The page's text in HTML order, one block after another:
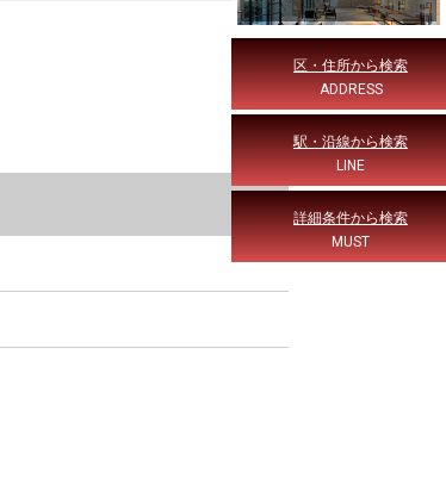
区・住所から検索
ADDRESS
駅・沿線から検索
LINE
詳細条件から検索
MUST